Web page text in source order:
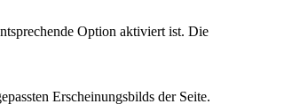
Option aktiviert ist. Die
Erscheinungsbilds der Seite.